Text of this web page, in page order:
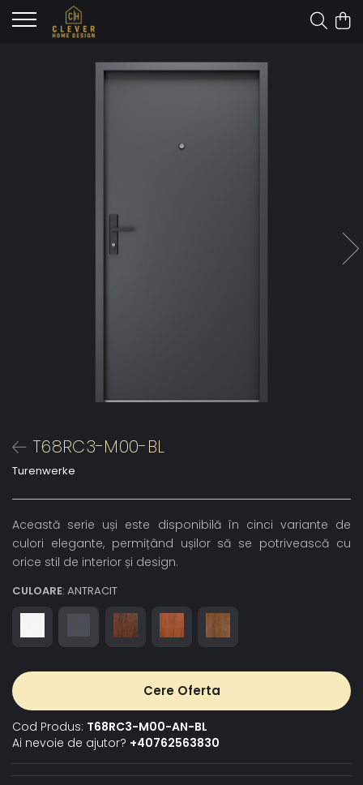
T68RC3-M00-BL
Turenwerke
Această serie uși este disponibilă în cinci variante de
culori elegante, permițând ușilor să se potrivească cu
orice stil de interior și design.
CULOARE: ANTRACIT
Cere Oferta
Cod Produs: T68RC3-M00-AN-BL
Ai nevoie de ajutor? +40762563830